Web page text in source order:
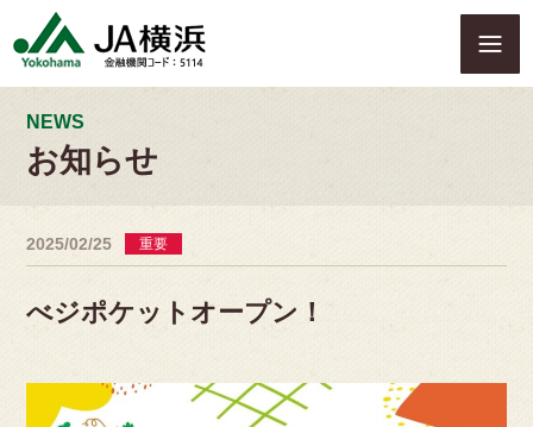
p
NEWS
お知らせ
2025/02/25 重要
べジポケットオープン！